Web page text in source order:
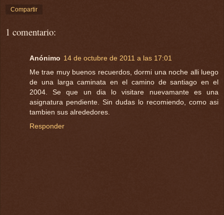
Compartir
1 comentario:
Anónimo 14 de octubre de 2011 a las 17:01
Me trae muy buenos recuerdos, dormi una noche alli luego
de una larga caminata en el camino de santiago en el
2004. Se que un dia lo visitare nuevamante es una
asignatura pendiente. Sin dudas lo recomiendo, como asi
tambien sus alrededores.
Responder